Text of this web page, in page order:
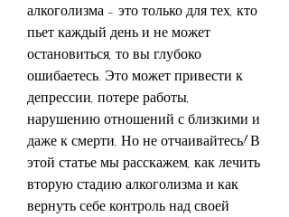
алкоголизма - это только для тех, кто
пьет каждый день и не может
остановиться, то вы глубоко
ошибаетесь. Это может привести к
депрессии, потере работы,
нарушению отношений с близкими и
даже к смерти. Но не отчаивайтесь! В
этой статье мы расскажем, как лечить
вторую стадию алкоголизма и как
вернуть себе контроль над своей